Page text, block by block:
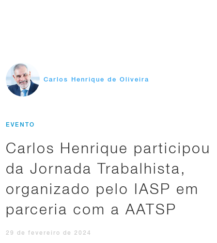
Carlos Henrique de Oliveira
EVENTO
Carlos Henrique participou
da Jornada Trabalhista,
organizado pelo IASP em
parceria com a AATSP
29 de fevereiro de 2024